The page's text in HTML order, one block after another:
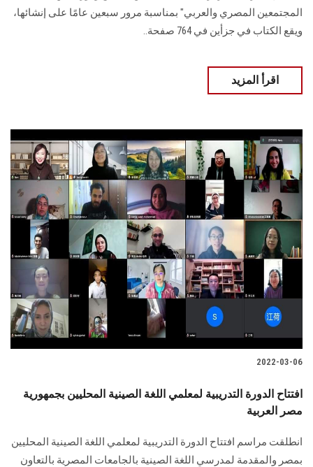
المجتمعين المصري والعربي" بمناسبة مرور سبعين عامًا على إنشائها،
ويقع الكتاب في جزأين في 764 صفحة..
اقرأ المزيد
2022-03-06
افتتاح الدورة التدريبية لمعلمي اللغة الصينية المحليين بجمهورية
مصر العربية
انطلقت مراسم افتتاح الدورة التدريبية لمعلمي اللغة الصينية المحليين
بمصر والمقدمة لمدرسي اللغة الصينية بالجامعات المصرية بالتعاون